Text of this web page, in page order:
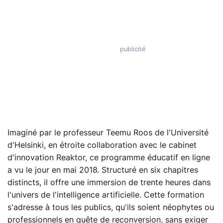
Imaginé par le professeur Teemu Roos de l'Université
d'Helsinki, en étroite collaboration avec le cabinet
d'innovation Reaktor, ce programme éducatif en ligne
a vu le jour en mai 2018. Structuré en six chapitres
distincts, il offre une immersion de trente heures dans
l'univers de l'intelligence artificielle. Cette formation
s'adresse à tous les publics, qu'ils soient néophytes ou
professionnels en quête de reconversion, sans exiger